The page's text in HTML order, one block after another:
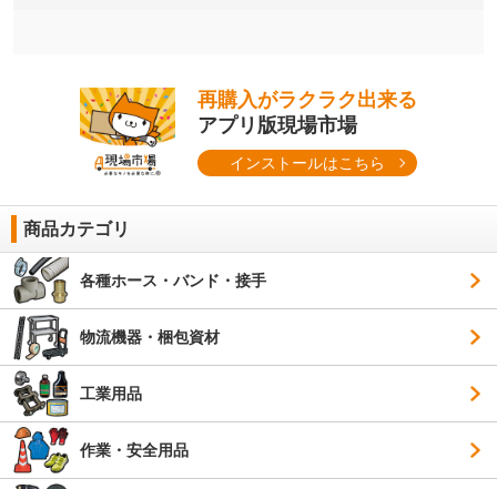
再購入がラクラク出来る
アプリ版現場市場
インストールはこちら
商品カテゴリ
各種ホース・バンド・接手
物流機器・梱包資材
工業用品
作業・安全用品